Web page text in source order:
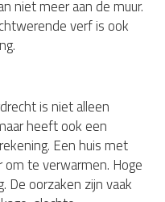
niet meer aan de muur.
verf is ook
is niet alleen
heeft ook een
Een huis met
om te verwarmen. Hoge
De oorzaken zijn vaak